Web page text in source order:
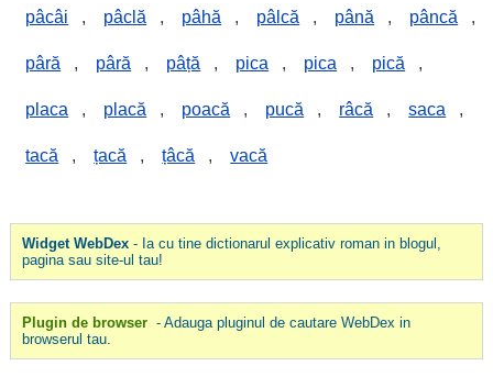
pâcâi , pâclă , pâhă , pâlcă , până , pâncă ,
pâră , pâră , pâță , pica , pica , pică ,
placa , placă , poacă , pucă , râcă , saca ,
tacă , țacă , țâcă , vacă
Widget WebDex- Ia cu tine dictionarul explicativ roman in blogul,
pagina sau site-ul tau!
Plugin de browser - Adauga pluginul de cautare WebDex in
browserul tau.